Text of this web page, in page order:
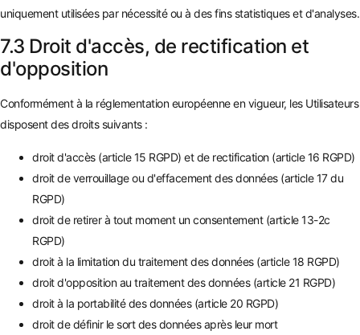
uniquement utilisées par nécessité ou à des fins statistiques et d'analyses.
7.3 Droit d'accès, de rectification et
d'opposition
Conformément à la réglementation européenne en vigueur, les Utilisateurs
disposent des droits suivants :
droit d'accès (article 15 RGPD) et de rectification (article 16 RGPD)
droit de verrouillage ou d'effacement des données (article 17 du
RGPD)
droit de retirer à tout moment un consentement (article 13-2c
RGPD)
droit à la limitation du traitement des données (article 18 RGPD)
droit d'opposition au traitement des données (article 21 RGPD)
droit à la portabilité des données (article 20 RGPD)
droit de définir le sort des données après leur mort